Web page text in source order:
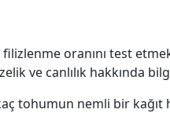
oranını test
ve canlılık hakkında
tohumun nemli bir kağıt